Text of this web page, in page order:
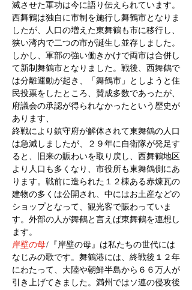
滅させた軍功は今に語り伝えられています。
西舞鶴は独自に市制を施行し舞鶴市となりま
したが、人口の増えた東舞鶴も市に移行し、
狭い湾内で二つの市が誕生し並存しました。
しかし、軍部の強い働きかけで両市は合併し
て新制舞鶴市となりました。戦後、西舞鶴で
は分離運動が起き、「舞鶴市」としようと住
民投票をしたところ、賛成多数であったが、
府議会の承認が得られなかったという歴史が
あります、
終戦により鎮守府が解体されて東舞鶴の人口
は急減しましたが、２９年に自衛隊が発足す
ると、旧来の賑わいを取り戻し、西舞鶴地区
より人口も多くなり、市役所も東舞鶴側にあ
ります。戦前に造られた１２棟ある赤煉瓦の
建物の多くは公開され、中にはお土産などの
ショップとなって、観光客で賑わっていま
す。外部の人が舞鶴と言えば東舞鶴を連想し
ます。
岸壁の母/『岸壁の母』は私たちの世代には
なじみの歌です。舞鶴港には、終戦後１２年
にわたって、大陸や朝鮮半島から６６万人が
引き上げてきました。満州ではソ連の侵攻後